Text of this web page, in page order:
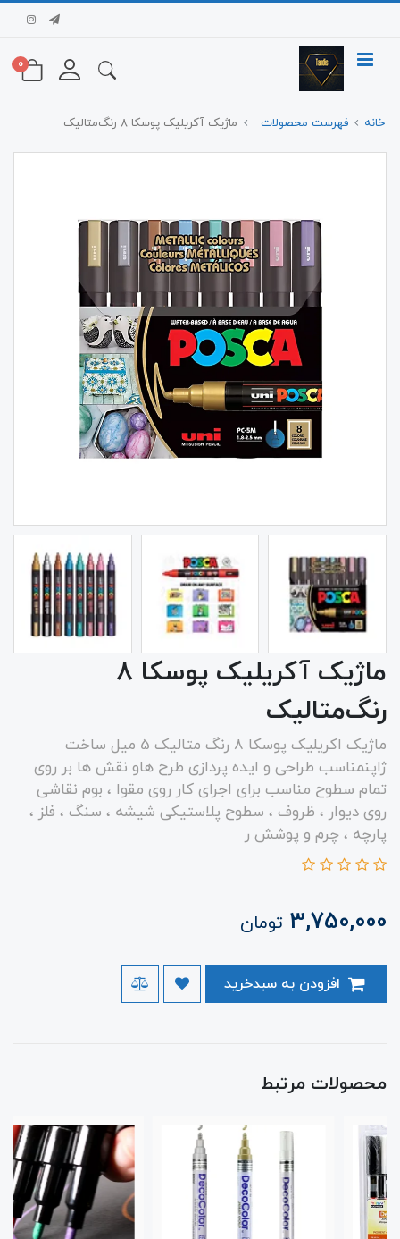
0
خانه فهرست محصولات ماژیک آکریلیک پوسکا ۸ رنگ‌متالیک
ماژیک آکریلیک پوسکا ۸
رنگ‌متالیک
ماژیک اکریلیک پوسکا 8 رنگ متالیک 5 میل ساخت
ژاپنمناسب طراحی و ایده پردازی طرح هاو نقش ها بر روی
تمام سطوح مناسب برای اجرای کار روی مقوا ، بوم نقاشی
روی دیوار ، ظروف ، سطوح پلاستیکی شیشه ، سنگ ، فلز ،
پارچه ، چرم و پوشش ر
3,750,000 تومان
محصولات مرتبط